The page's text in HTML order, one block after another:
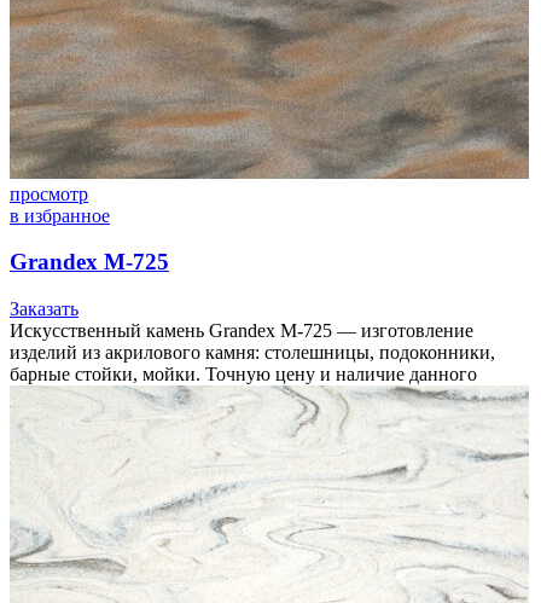
просмотр
в избранное
Grandex M-725
Заказать
Искусственный камень Grandex M-725 — изготовление
изделий из акрилового камня: столешницы, подоконники,
барные стойки, мойки. Точную цену и наличие данного